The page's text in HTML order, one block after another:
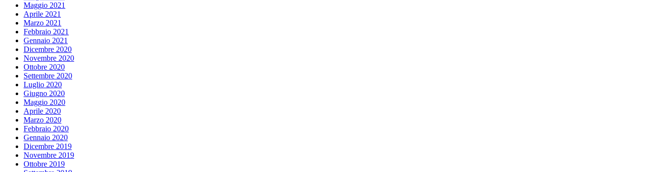
Maggio 2021
Aprile 2021
Marzo 2021
Febbraio 2021
Gennaio 2021
Dicembre 2020
Novembre 2020
Ottobre 2020
Settembre 2020
Luglio 2020
Giugno 2020
Maggio 2020
Aprile 2020
Marzo 2020
Febbraio 2020
Gennaio 2020
Dicembre 2019
Novembre 2019
Ottobre 2019